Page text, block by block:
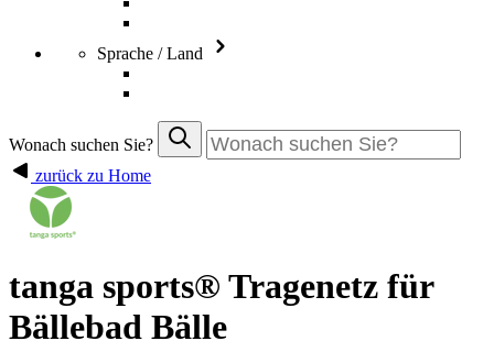
Sprache / Land
Wonach suchen Sie?
zurück zu Home
tanga sports® Tragenetz für
Bällebad Bälle